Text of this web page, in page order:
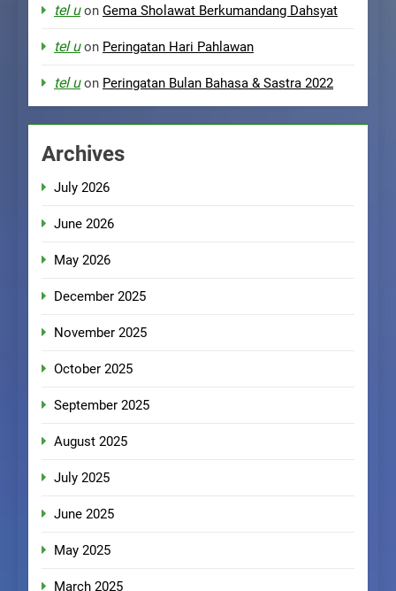
tel uon Gema Sholawat Berkumandang Dahsyat
tel uon Peringatan Hari Pahlawan
tel uon Peringatan Bulan Bahasa & Sastra 2022
Archives
July 2026
June 2026
May 2026
December 2025
November 2025
October 2025
September 2025
August 2025
July 2025
June 2025
May 2025
March 2025